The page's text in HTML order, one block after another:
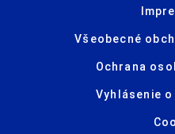
Všeobecné
Ochrana
Vyhlásenie